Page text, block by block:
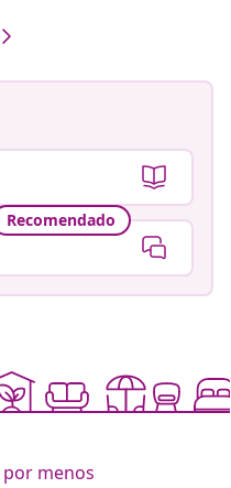
Recomendado
menos